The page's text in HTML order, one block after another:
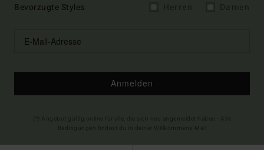
Bevorzugte Styles
Anmelden